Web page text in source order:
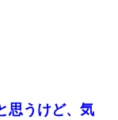
思うけど、気